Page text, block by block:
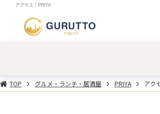
アクセス｜PRIYA
TOP グルメ・ランチ・居酒屋 PRIYA アク